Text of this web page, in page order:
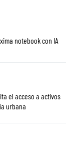
notebook con IA
urbana